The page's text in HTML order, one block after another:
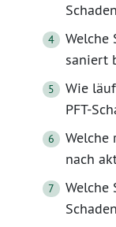
Welche
saniert
Wie
PFT-
Welche
nach
Welche